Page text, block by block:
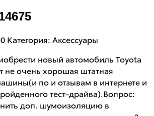
Категория: Аксессуары
новый автомобиль Toyota
не очень хорошая штатная
по и отзывам в интернете и
тест-драйва).Вопрос:
доп. шумоизоляцию в